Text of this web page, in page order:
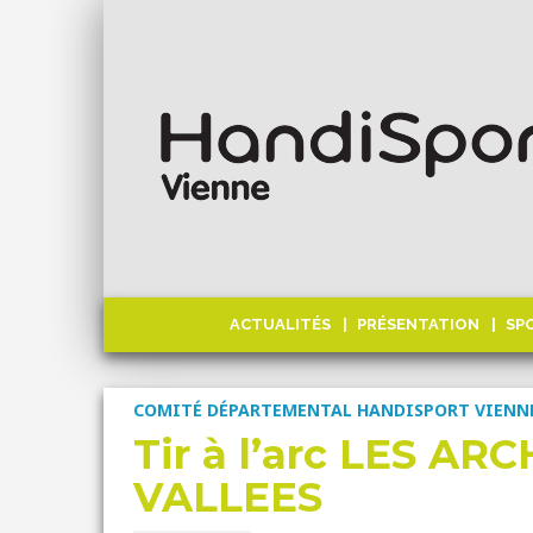
ACTUALITÉS PRÉSENTATION
COMITÉ DÉPARTEMENTAL HANDISPORT
Tir à l’arc LES
VALLEES